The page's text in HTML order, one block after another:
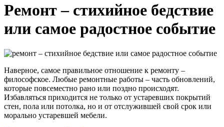
Ремонт – стихийное бедствие
или самое радостное событие
Наверное, самое правильное отношение к ремонту –
философское. Любые ремонтные работы – часть обновлений,
которые повсеместно рано или поздно происходят.
Избавляться приходится не только от устаревших покрытий
стен, пола или потолка, но и от отслужившей свой срок или
морально устаревшей мебели.